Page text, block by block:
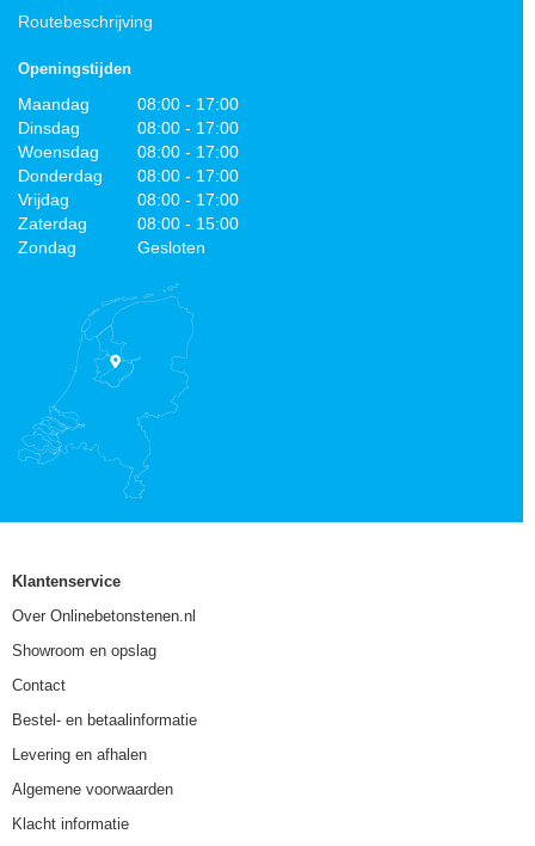
Routebeschrijving
Openingstijden
Maandag
08:00 - 17:00
Dinsdag
08:00 - 17:00
Woensdag
08:00 - 17:00
Donderdag
08:00 - 17:00
Vrijdag
08:00 - 17:00
Zaterdag
08:00 - 15:00
Zondag
Gesloten
Klantenservice
Over Onlinebetonstenen.nl
Showroom en opslag
Contact
Bestel- en betaalinformatie
Levering en afhalen
Algemene voorwaarden
Klacht informatie